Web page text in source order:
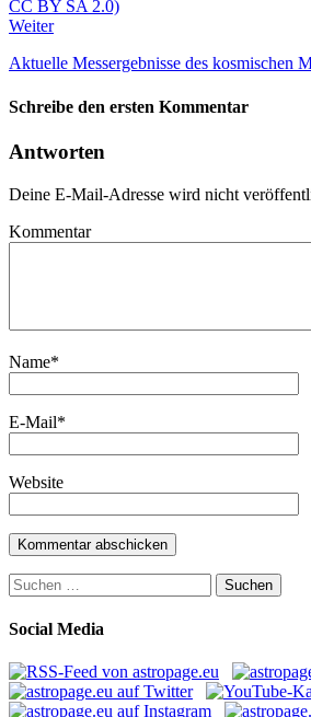
Weiter
Aktuelle Messergebnisse des kosmischen
Schreibe den ersten Kommentar
Antworten
Deine E-Mail-Adresse wird nicht
Kommentar
Name*
E-Mail*
Website
Suchen
nach:
Social Media